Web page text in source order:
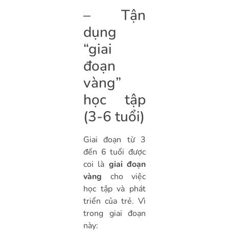
– Tận
dụng
“giai
đoạn
vàng”
học tập
(3-6 tuổi)
Giai đoạn từ 3
đến 6 tuổi được
coi là giai đoạn
vàng cho việc
học tập và phát
triển của trẻ. Vì
trong giai đoạn
này: